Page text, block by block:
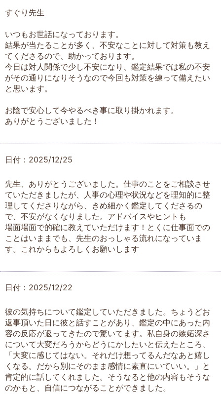
すぐり先生
いつもお世話になっております。
結果が当たることが多く、不安なことに対して対策も教え
てくださるので、助かっております。
今日は対人関係で少し不安になり、鑑定結果では私の不安
がその通りになりそうなので今回も対策を練って備えたい
と思います。
お陰で安心して今やるべき事に取り掛かれます。
ありがとうございました！
日付：2025/12/25
先生、ありがとうございました。仕事のことをご相談させ
ていただきましたが、人事の心理や状況などを理知的に整
理してくださりながら、きめ細かく鑑定してくださるの
で、不安がなくなりました。アドバイスやヒントも
場面場面で的確に教えていただけます！とくに仕事面での
ことはいままでも、先生のおっしゃる流れになっていま
す。これからもよろしくお願いします
日付：2025/12/22
彼の気持ちについて鑑定していただきました。ちょうどお
返事頂いた日に彼と話すことがあり、鑑定の中にあった内
容の反応が返ってきたので驚いてます。私自身の嫉妬深さ
について大変だろうからどうにかしたいと伝えたところ、
「大変に感じてはない。それだけ想ってるんだなあと嬉し
くなる。だから別にそのまま感情に素直にいていい。」と
肯定的に話してくれました。そうなると他の内容もそうな
のかもと、自信につながることができました。